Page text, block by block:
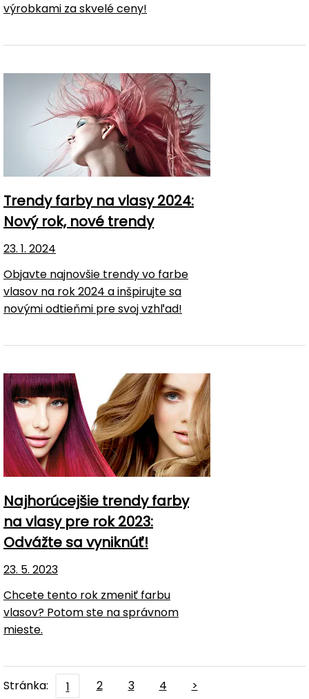
výrobkami za skvelé ceny!
Trendy farby na vlasy 2024:
Nový rok, nové trendy
23. 1. 2024
Objavte najnovšie trendy vo farbe
vlasov na rok 2024 a inšpirujte sa
novými odtieňmi pre svoj vzhľad!
Najhorúcejšie trendy farby
na vlasy pre rok 2023:
Odvážte sa vyniknúť!
23. 5. 2023
Chcete tento rok zmeniť farbu
vlasov? Potom ste na správnom
mieste.
Stránka: 1 2 3 4 >